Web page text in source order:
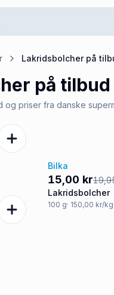
Lakridsbolcherpå
på tilbud
og priser fra danske
-25%
Bilka
15,00 kr
Lakridsbolcher
100 g· 150,00 kr/kg